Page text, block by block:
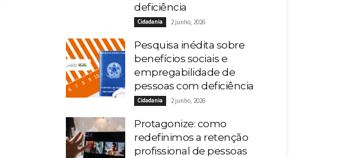
deficiência
Cidadania 2 junho, 2026
Pesquisa inédita sobre
benefícios sociais e
empregabilidade de
pessoas com deficiência
Cidadania 2 junho, 2026
Protagonize: como
redefinimos a retenção
profissional de pessoas